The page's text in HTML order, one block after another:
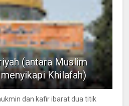
(antara Muslim
Khilafah)
dan kafir ibarat dua titik